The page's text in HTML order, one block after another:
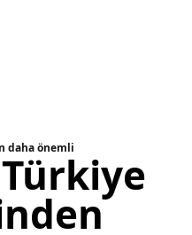
daha önemli